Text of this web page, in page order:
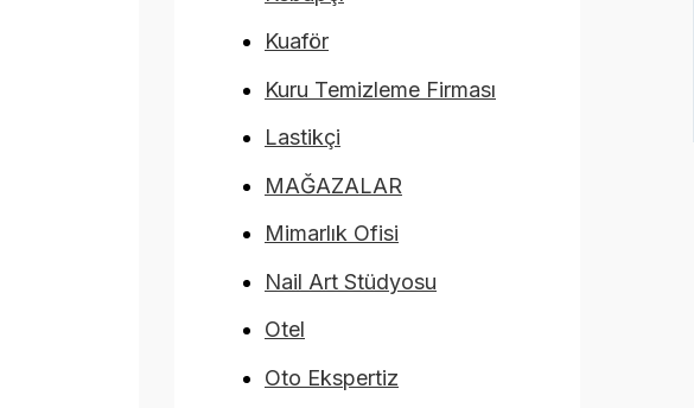
Kuaför
Kuru Temizleme Firması
Lastikçi
MAĞAZALAR
Mimarlık Ofisi
Nail Art Stüdyosu
Otel
Oto Ekspertiz